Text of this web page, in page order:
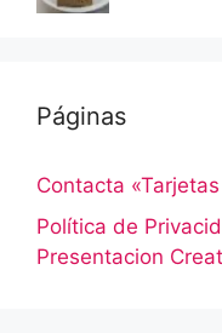
Páginas
Contacta
Política de
Presentacion